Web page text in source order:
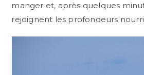
manger et, après quelques
rejoignent les profondeurs